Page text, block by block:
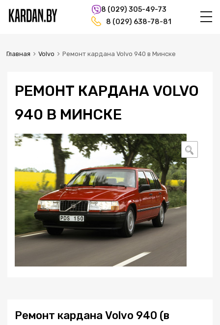
8 (029) 305-49-73
8 (029) 638-78-81
Главная Volvo Ремонт кардана Volvo 940 в Минске
РЕМОНТ КАРДАНА VOLVO
940 В МИНСКЕ
🔍
Ремонт кардана Volvo 940 (в